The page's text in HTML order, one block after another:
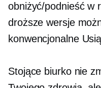
obniżyć/podnieść w
droższe wersje
konwencjonalne
Stojące biurko nie